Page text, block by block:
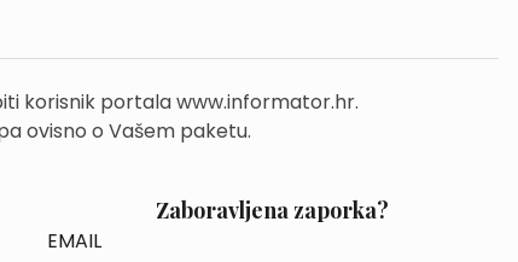
korisnik portala www.informator.hr.
ovisno o Vašem paketu.
Zaboravljena zaporka?
EMAIL